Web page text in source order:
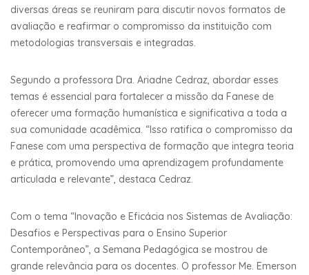
diversas áreas se reuniram para discutir novos formatos de
avaliação e reafirmar o compromisso da instituição com
metodologias transversais e integradas.
Segundo a professora Dra. Ariadne Cedraz, abordar esses
temas é essencial para fortalecer a missão da Fanese de
oferecer uma formação humanística e significativa a toda a
sua comunidade acadêmica. “Isso ratifica o compromisso da
Fanese com uma perspectiva de formação que integra teoria
e prática, promovendo uma aprendizagem profundamente
articulada e relevante”, destaca Cedraz.
Com o tema “Inovação e Eficácia nos Sistemas de Avaliação:
Desafios e Perspectivas para o Ensino Superior
Contemporâneo”, a Semana Pedagógica se mostrou de
grande relevância para os docentes. O professor Me. Emerson